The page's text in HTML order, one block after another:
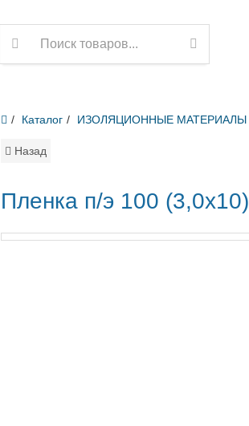
Каталог ИЗОЛЯЦИОННЫЕ МАТЕРИАЛЫ
Назад
Пленка п/э 100 (3,0х10)